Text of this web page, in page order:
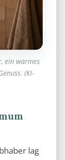
ein warmes
(KI-
lag